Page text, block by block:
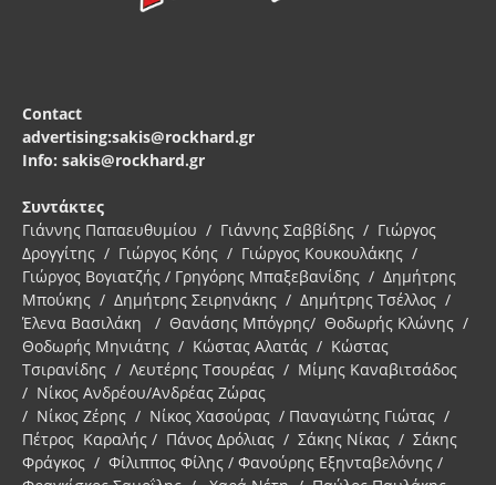
Contact
advertising:sakis@rockhard.gr
Info: sakis@rockhard.gr
Συντάκτες
Γιάννης Παπαευθυμίου / Γιάννης Σαββίδης / Γιώργος
Δρογγίτης / Γιώργος Κόης / Γιώργος Κουκουλάκης /
Γιώργος Βογιατζής / Γρηγόρης Μπαξεβανίδης / Δημήτρης
Μπούκης / Δημήτρης Σειρηνάκης / Δημήτρης Τσέλλος /
Έλενα Βασιλάκη / Θανάσης Μπόγρης/ Θοδωρής Κλώνης /
Θοδωρής Μηνιάτης / Κώστας Αλατάς / Κώστας
Τσιρανίδης / Λευτέρης Τσουρέας / Μίμης Καναβιτσάδος
/ Νίκος Ανδρέου/Ανδρέας Ζώρας
/ Νίκος Ζέρης / Νίκος Χασούρας / Παναγιώτης Γιώτας /
Πέτρος Καραλής / Πάνος Δρόλιας / Σάκης Νίκας / Σάκης
Φράγκος / Φίλιππος Φίλης / Φανούρης Εξηνταβελόνης /